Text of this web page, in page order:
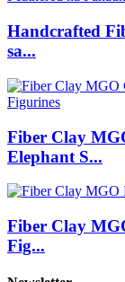
Handcrafted
sa...
Fiber Clay
Elephant S...
Fiber Clay
Fig...